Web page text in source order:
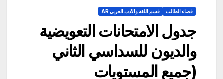
فضاء الطالب قسم اللغة والأدب العربي AR
جدول الامتحانات التعويضية
والديون للسداسي الثاني
(جميع المستويات